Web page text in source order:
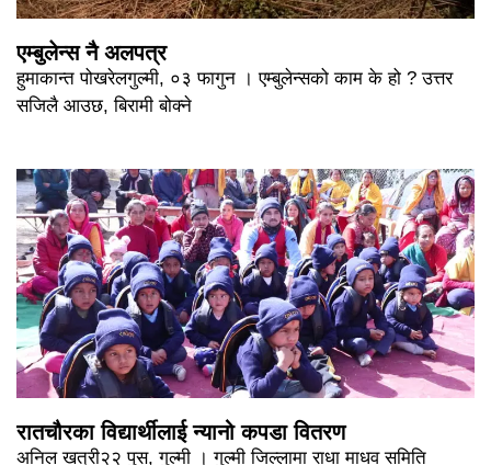
एम्बुलेन्स नै अलपत्र
हुमाकान्त पोखरेलगुल्मी, ०३ फागुन । एम्बुलेन्सको काम के हो ? उत्तर
सजिलै आउछ, बिरामी बोक्ने
रातचौरका विद्यार्थीलाई न्यानो कपडा वितरण
अनिल खत्री२२ पुस, गुल्मी । गुल्मी जिल्लामा राधा माधव समिति